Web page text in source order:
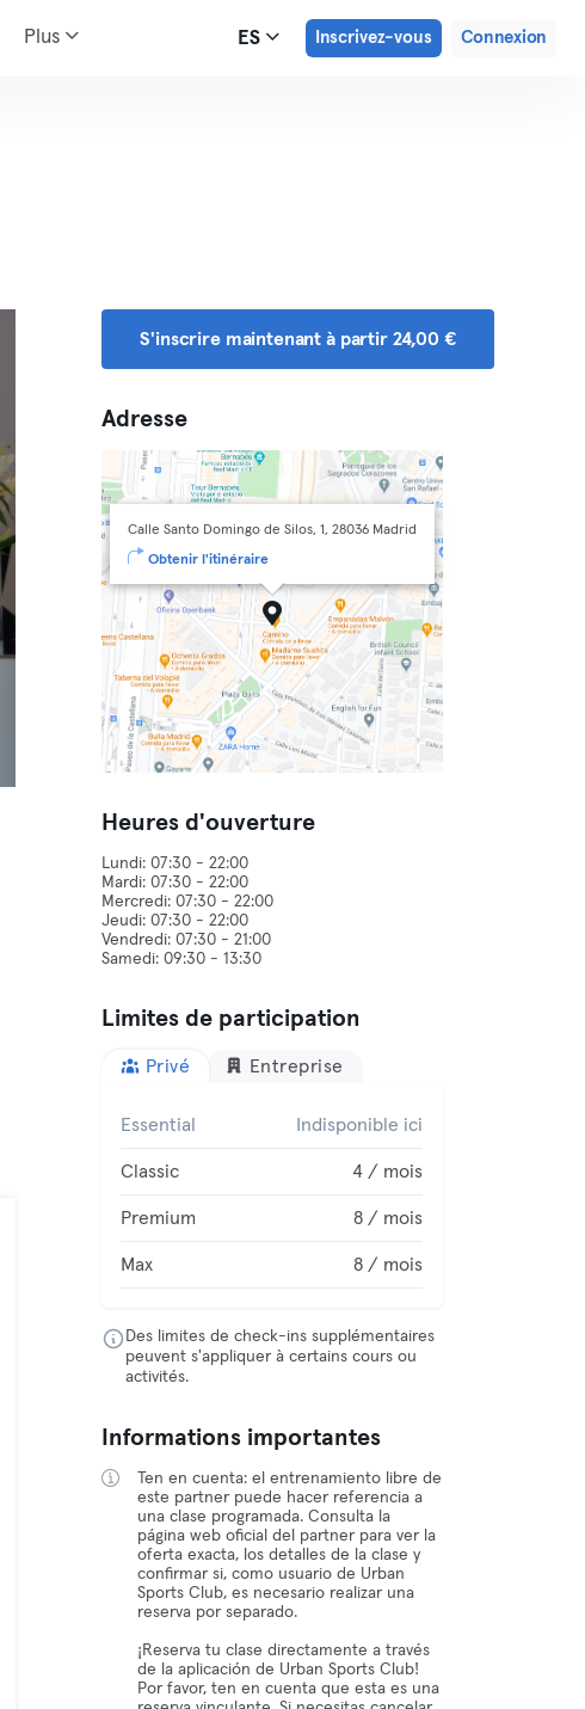
Plus ES Inscrivez-vous Connexion
S'inscrire maintenant à partir 24,00 €
Adresse
Calle Santo Domingo de Silos, 1, 28036 Madrid
Obtenir l'itinéraire
Heures d'ouverture
Lundi: 07:30 - 22:00
Mardi: 07:30 - 22:00
Mercredi: 07:30 - 22:00
Jeudi: 07:30 - 22:00
Vendredi: 07:30 - 21:00
Limites de participation
Privé Entreprise
Essential Indisponible ici
Classic 4 / mois
Premium 8 / mois
Max 8 / mois
Des limites de check-ins supplémentaires
peuvent s'appliquer à certains cours ou
activités.
Informations importantes
Ten en cuenta: el entrenamiento libre de
este partner puede hacer referencia a
una clase programada. Consulta la
página web oficial del partner para ver la
oferta exacta, los detalles de la clase y
confirmar si, como usuario de Urban
Sports Club, es necesario realizar una
reserva por separado.
¡Reserva tu clase directamente a través
de la aplicación de Urban Sports Club!
Por favor, ten en cuenta que esta es una